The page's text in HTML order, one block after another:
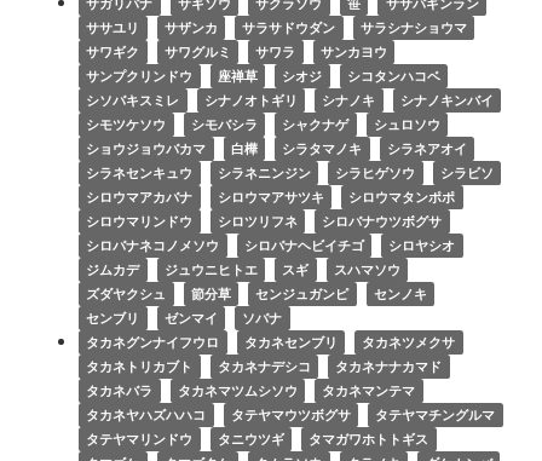
ササユリ
サザンカ サラサドウダン
サラシナショウマ
サワギク
サワグルミ サワラ
サンカヨウ
サンプクリンドウ
座禅草 シオジ
シコタンハコベ
シソバキスミレ
シナノオトギリ シナノキ
シナノキンバイ
シモツケソウ
シモバシラ シャクナゲ
シュロソウ
ショウジョウバカマ
白樺 シラタマノキ
シラネアオイ
シラネセンキュウ
シラネニンジン シラヒゲソウ
シラビソ
シロウマアカバナ
シロウマアサツキ
シロウマタンポポ
シロウマリンドウ
シロツリフネ
シロバナウツボグサ
シロバナネコノメソウ
シロバナヘビイチゴ
シロヤシオ
ジムカデ
ジュウニヒトエ スギ
スハマソウ
ズダヤクシュ
節分草 センジュガンピ
センノキ
センブリ
ゼンマイ
ソバナ
タカネグンナイフウロ
タカネセンブリ
タカネツメクサ
タカネトリカブト
タカネナデシコ
タカネナナカマド
タカネバラ
タカネマツムシソウ
タカネマンテマ
タカネヤハズハハコ
タテヤマウツボグサ
タテヤマチングルマ
タテヤマリンドウ
タニウツギ
タマガワホトトギス